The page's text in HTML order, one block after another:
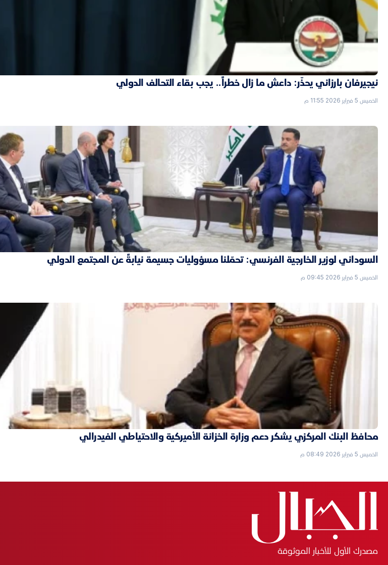
نيجيرفان بارزاني يحذّر: داعش ما زال خطراً.. يجب بقاء التحالف الدولي
الخميس 5 فبراير 2026 11:55 م
السوداني لوزير الخارجية الفرنسي: تحمّلنا مسؤوليات جسيمة نيابةً عن المجتمع الدولي
الخميس 5 فبراير 2026 09:45 م
محافظ البنك المركزي يشكر دعم وزارة الخزانة الأميركية والاحتياطي الفيدرالي
الخميس 5 فبراير 2026 08:49 م
مصدرك الأول للأخبار الموثوقة